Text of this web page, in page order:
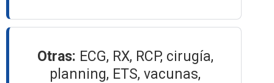
Otras: ECG, RX, RCP, cirugía,
planning, ETS, vacunas,